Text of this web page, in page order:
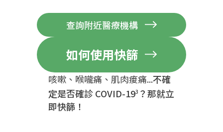
查詢附近醫療機構
如何使用快篩
咳嗽、喉嚨痛、肌肉痠痛...不確
定是否確診 COVID-193 ？那就立
即快篩！